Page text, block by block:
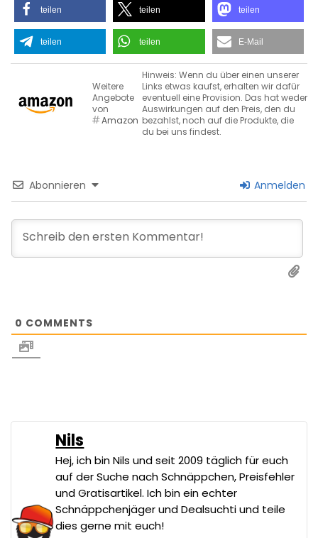
teilen teilen teilen
teilen teilen E-Mail
Weitere
Angebote
von
Amazon
Hinweis: Wenn du über einen unserer
Links etwas kaufst, erhalten wir dafür
eventuell eine Provision. Das hat weder
Auswirkungen auf den Preis, den du
bezahlst, noch auf die Produkte, die
du bei uns findest.
Abonnieren Anmelden
0 COMMENTS
Nils
Hej, ich bin Nils und seit 2009 täglich für euch
auf der Suche nach Schnäppchen, Preisfehler
und Gratisartikel. Ich bin ein echter
Schnäppchenjäger und Dealsuchti und teile
dies gerne mit euch!